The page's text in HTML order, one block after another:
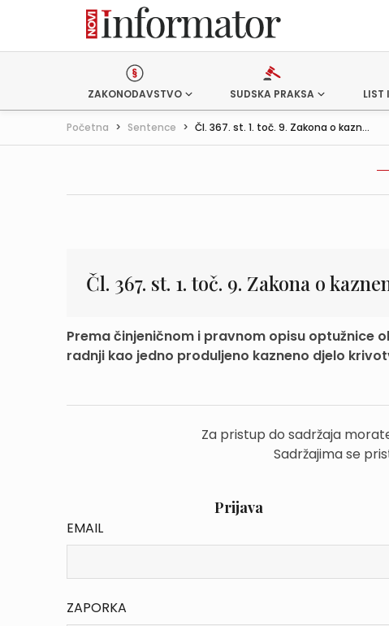
ZAKONODAVSTVO SUDSKA PRAKSA LIST
Početna > Sentence > Čl. 367. st. 1. toč. 9. Zakona o kazn...
Čl. 367. st. 1. toč. 9. Zakona o
Prema činjeničnom i pravnom opisu optužnice
radnji kao jedno produljeno kazneno djelo
Za pristup do sadržaja
Sadržajima se
Prijava
EMAIL
ZAPORKA